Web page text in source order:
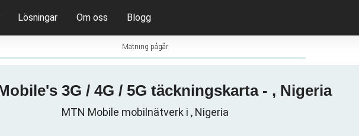
Lösningar Om oss Blogg
Mätning pågår
3G / 4G / 5G täckningskarta - , Nigeria
MTN Mobile mobilnätverk i , Nigeria